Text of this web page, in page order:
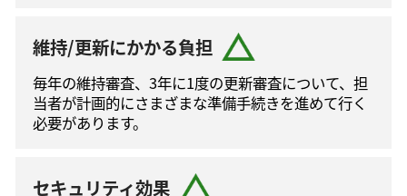
維持/更新にかかる負担
毎年の維持審査、3年に1度の更新審査について、担
当者が計画的にさまざまな準備手続きを進めて⾏く
必要があります。
セキュリティ効果